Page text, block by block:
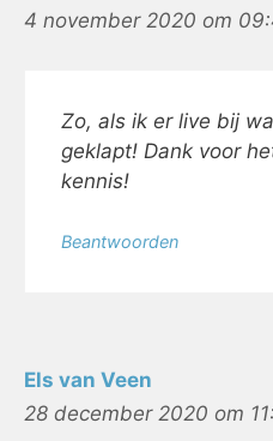
4 november 2020 om
Zo, als ik er live bij
geklapt! Dank voor
kennis!
Beantwoorden
Els van Veen
28 december 2020 om